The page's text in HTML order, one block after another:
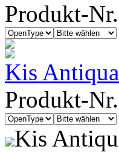
Produkt-
Kis
Produkt-
Kis